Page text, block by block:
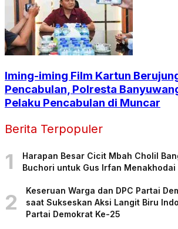
Iming-iming Film Kartun
Pencabulan, Polresta
Pelaku Pencabulan di Muncar
Berita Terpopuler
1
Harapan Besar Cicit Mbah Cholil
Buchori untuk Gus Irfan Menakhodai
2
Keseruan Warga dan DPC Partai
saat Sukseskan Aksi Langit Biru
Partai Demokrat Ke-25